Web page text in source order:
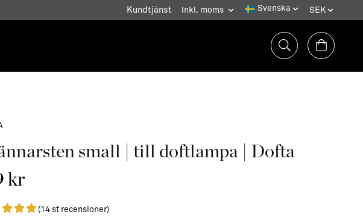
Kundtjänst
small | till doftlampa | Dofta
kr
(14 st recensioner)